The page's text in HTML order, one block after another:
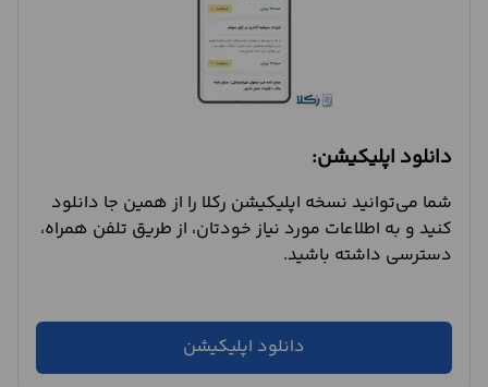
دانلود اپلیکیشن:
شما می‌توانید نسخه اپلیکیشن رکلا را از همین جا دانلود
کنید و به اطلاعات مورد نیاز خودتان، از طریق تلفن همراه،
دسترسی داشته باشید.
دانلود اپلیکیشن